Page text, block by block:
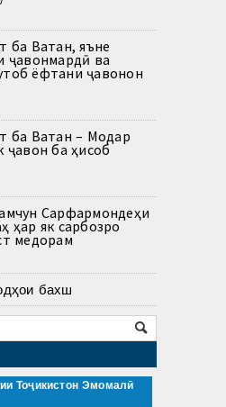
ба Ватан, яъне
ҷавонмардӣ ва
ёфтани ҷавонон
ба Ватан – Модар
ҷавон ба ҳисоб
Сарфармондеҳи
ҳар як сарбозро
медорам
бахш
Тоҷикистон Эмомалӣ